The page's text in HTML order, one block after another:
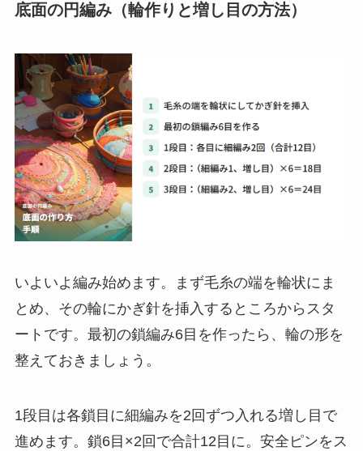
底面の円編み（輪作りと増し目の方法）
いよいよ編み始めます。まず毛糸の端を輪状にま
とめ、その輪にかぎ針を挿入するところからスタ
ートです。最初の鎖編み6目を作ったら、輪の形を
整えておきましょう。
1段目は各鎖目に細編みを2回ずつ入れる増し目で
進めます。鎖6目×2回で合計12目に。安全ピンをス